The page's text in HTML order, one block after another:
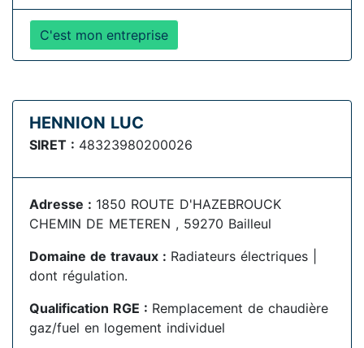
C'est mon entreprise
HENNION LUC
SIRET : 48323980200026
Adresse : 1850 ROUTE D'HAZEBROUCK
CHEMIN DE METEREN , 59270 Bailleul
Domaine de travaux : Radiateurs électriques |
dont régulation.
Qualification RGE : Remplacement de chaudière
gaz/fuel en logement individuel